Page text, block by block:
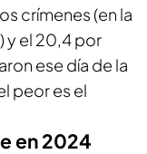
crímenes (en la
y el 20,4 por
ese día de la
peor es el
en 2024